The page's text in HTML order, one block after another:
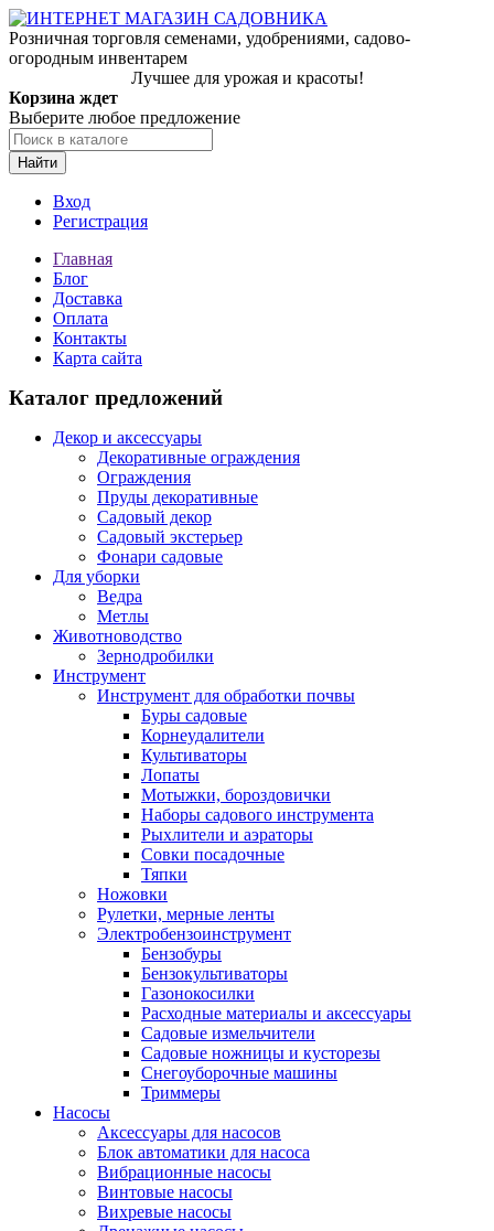
Розничная торговля семенами, удобрениями, садово-
огородным инвентарем
Лучшее для урожая и красоты!
Корзина ждет
Выберите любое предложение
Найти
Вход
Регистрация
Главная
Блог
Доставка
Оплата
Контакты
Карта сайта
Каталог предложений
Декор и аксессуары
Декоративные ограждения
Ограждения
Пруды декоративные
Садовый декор
Садовый экстерьер
Фонари садовые
Для уборки
Ведра
Метлы
Животноводство
Зернодробилки
Инструмент
Инструмент для обработки почвы
Буры садовые
Корнеудалители
Культиваторы
Лопаты
Мотыжки, бороздовички
Наборы садового инструмента
Рыхлители и аэраторы
Совки посадочные
Тяпки
Ножовки
Рулетки, мерные ленты
Электробензоинструмент
Бензобуры
Бензокультиваторы
Газонокосилки
Расходные материалы и аксессуары
Садовые измельчители
Садовые ножницы и кусторезы
Снегоуборочные машины
Триммеры
Насосы
Аксессуары для насосов
Блок автоматики для насоса
Вибрационные насосы
Винтовые насосы
Вихревые насосы